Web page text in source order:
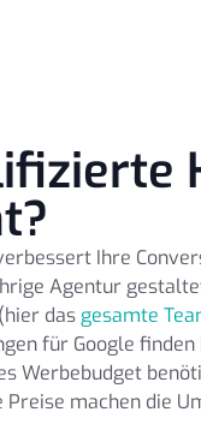
Ihre
Agentur
das gesamte
für Google
Werbebudget
machen die